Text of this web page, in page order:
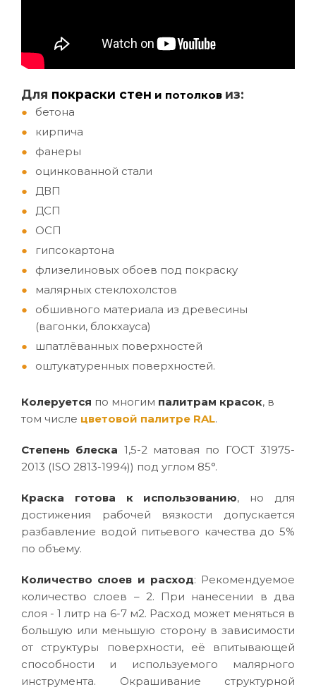
Для покраски стен и потолков из:
бетона
кирпича
фанеры
оцинкованной стали
ДВП
ДСП
ОСП
гипсокартона
флизелиновых обоев под покраску
малярных стеклохолстов
обшивного материала из древесины
(вагонки, блокхауса)
шпатлёванных поверхностей
оштукатуренных поверхностей.
Колеруется по многим палитрам красок, в
том числе цветовой палитре RAL.
Степень блеска 1,5-2 матовая по ГОСТ 31975-
2013 (ISO 2813-1994)) под углом 85°.
Краска готова к использованию, но для
достижения рабочей вязкости допускается
разбавление водой питьевого качества до 5%
по объему.
Количество слоев и расход: Рекомендуемое
количество слоев – 2. При нанесении в два
слоя - 1 литр на 6-7 м2. Расход может меняться в
большую или меньшую сторону в зависимости
от структуры поверхности, её впитывающей
способности и используемого малярного
инструмента. Окрашивание структурной